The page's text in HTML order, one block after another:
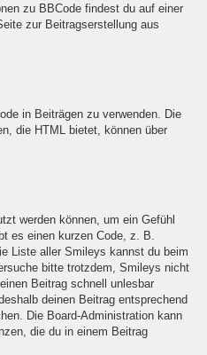
zu BBCode findest du auf einer
zur Beitragserstellung aus
in Beiträgen zu verwenden. Die
die HTML bietet, können über
werden können, um ein Gefühl
es einen kurzen Code, z. B.
Liste aller Smileys kannst du beim
bitte trotzdem, Smileys nicht
Beitrag schnell unlesbar
deinen Beitrag entsprechend
Die Board-Administration kann
die du in einem Beitrag